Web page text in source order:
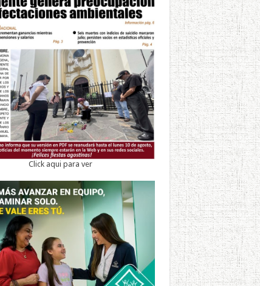
Click aqui para ver